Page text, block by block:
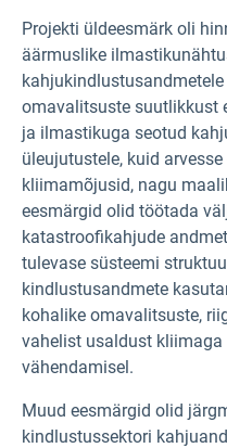
Projekti üldeesmärk oli
äärmuslike
omavalitsuste suutlikkust
ja ilmastikuga seotud
üleujutustele, kuid
kliimamõjusid, nagu
eesmärgid olid töötada
katastroofikahjude
tulevase süsteemi
kindlustusandmete
kohalike omavalitsuste,
vahelist usaldust
vähendamisel.
Muud eesmärgid olid
kindlustussektori